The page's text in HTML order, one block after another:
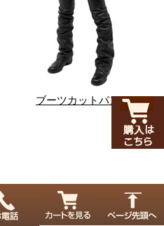
ブーツカットパンツ